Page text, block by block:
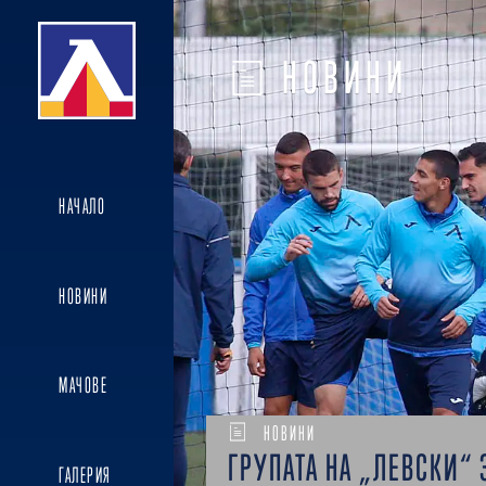
НАЧАЛО
НОВИНИ
МАЧОВЕ
ГАЛЕРИЯ
НОВИНИ
НОВИНИ
ГРУПАТА НА „ЛЕВСКИ“